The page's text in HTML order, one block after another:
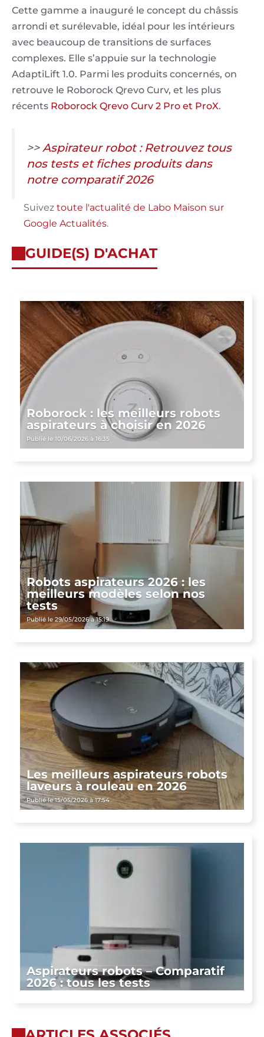
Cette gamme a inauguré le concept du châssis
arrondi et surélevable, idéal pour les intérieurs
avec beaucoup de transitions de surfaces
complexes. Elle s’appuie sur la technologie
AdaptiLift 1.0. Parmi les produits concernés, on
retrouve le Roborock Qrevo Curv, et les plus
récents Roborock Qrevo Curv 2 Pro et ProX.
>>Aspirateur robot : Retrouvez tous
nos tests et fiches produits dans
notre comparatif 2026
Suivez toute l'actualité de Labo Maison sur
Google Actualités.
GUIDE(S) D'ACHAT
Roborock : les meilleurs robots
aspirateurs à choisir en 2026
Publié le 10/06/2026 à 16:35
Robots aspirateurs 2026 : les
meilleurs modèles selon nos
tests
Publié le 29/05/2026 à 15:19
Les meilleurs aspirateurs robots
laveurs à rouleau en 2026
Publié le 15/05/2026 à 17:54
Aspirateurs robots – Comparatif
2026 : tous les tests